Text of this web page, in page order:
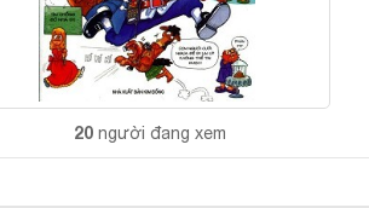
20 người đang xem